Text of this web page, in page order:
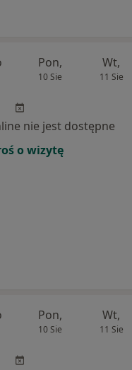
Pon,
10 Sie
Wt,
11 Sie
nie jest dostępne
o wizytę
Pon,
10 Sie
Wt,
11 Sie